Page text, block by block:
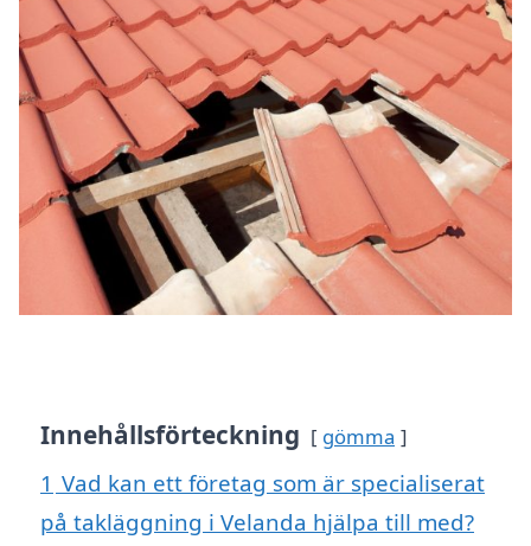
Innehållsförteckning gömma
1 Vad kan ett företag som är specialiserat
på takläggning i Velanda hjälpa till med?